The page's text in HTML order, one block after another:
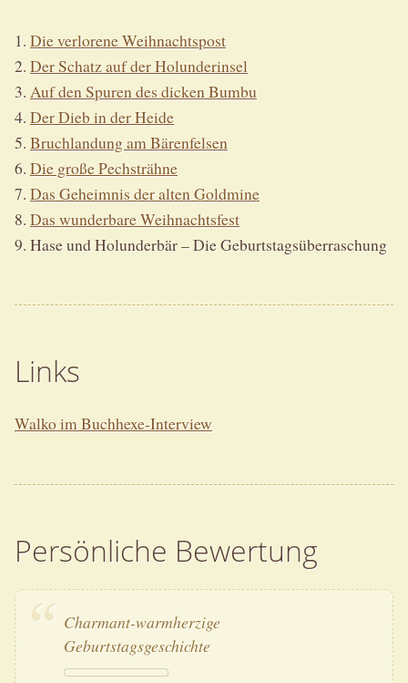
1. Die verlorene Weihnachtspost
2. Der Schatz auf der Holunderinsel
3. Auf den Spuren des dicken Bumbu
4. Der Dieb in der Heide
5. Bruchlandung am Bärenfelsen
6. Die große Pechsträhne
7. Das Geheimnis der alten Goldmine
8. Das wunderbare Weihnachtsfest
9. Hase und Holunderbär – Die Geburtstagsüberraschung
Links
Walko im Buchhexe-Interview
Persönliche Bewertung
Charmant-warmherzige
Geburtstagsgeschichte